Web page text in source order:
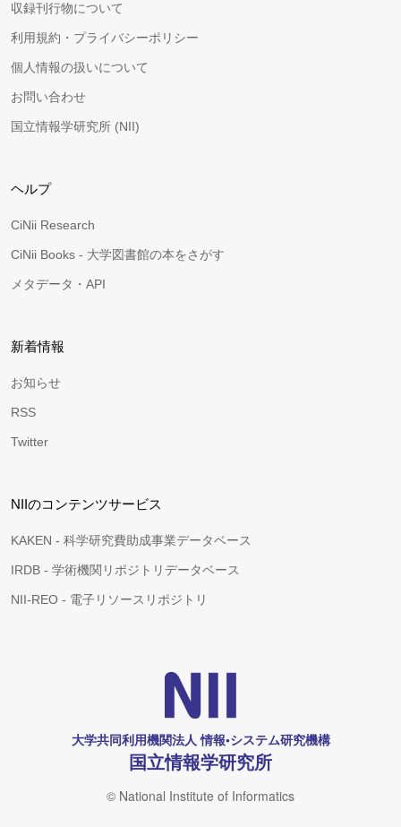
収録刊行物について
利用規約・プライバシーポリシー
個人情報の扱いについて
お問い合わせ
国立情報学研究所 (NII)
ヘルプ
CiNii Research
CiNii Books - 大学図書館の本をさがす
メタデータ・API
新着情報
お知らせ
RSS
Twitter
NIIのコンテンツサービス
KAKEN - 科学研究費助成事業データベース
IRDB - 学術機関リポジトリデータベース
NII-REO - 電子リソースリポジトリ
大学共同利用機関法人 情報•システム研究機構
国立情報学研究所
© National Institute of Informatics